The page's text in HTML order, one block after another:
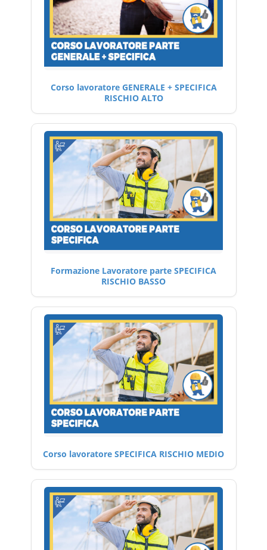
Corso lavoratore GENERALE + SPECIFICA
RISCHIO ALTO
Formazione Lavoratore parte SPECIFICA
RISCHIO BASSO
Corso lavoratore SPECIFICA RISCHIO MEDIO